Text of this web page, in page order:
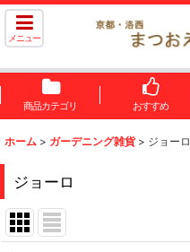
メニュー
商品カテゴリ おすすめ
ホーム > ガーデニング雑貨 > ジョーロ
ジョーロ